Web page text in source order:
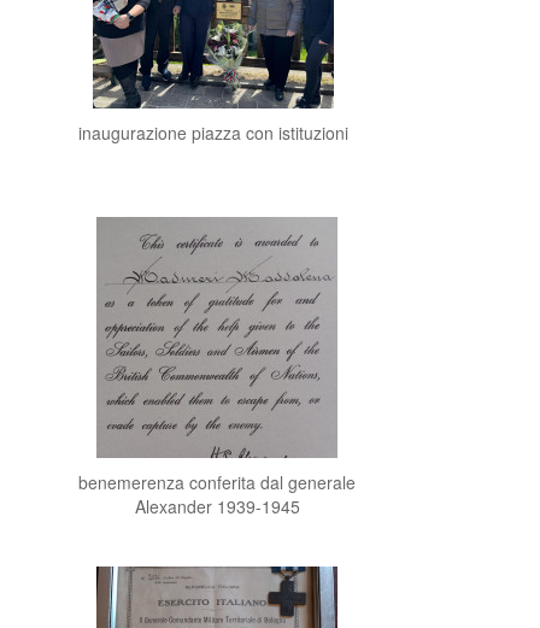
inaugurazione piazza con istituzioni
benemerenza conferita dal generale
Alexander 1939-1945